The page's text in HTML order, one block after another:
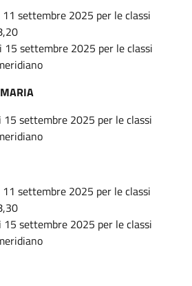
settembre 2025 per le classi
15 settembre 2025 per le classi
settembre 2025 per le classi
settembre 2025 per le classi
settembre 2025 per le classi